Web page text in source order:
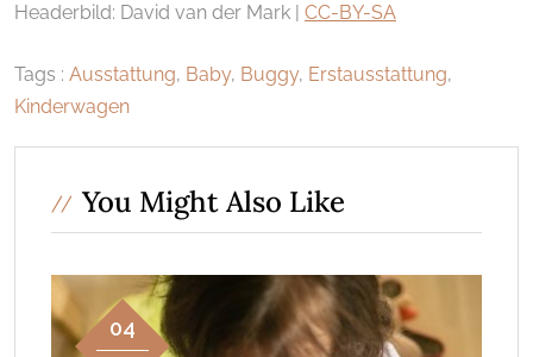
Headerbild: David van der Mark | CC-BY-SA
Tags : Ausstattung, Baby, Buggy, Erstausstattung,
Kinderwagen
You Might Also Like
04